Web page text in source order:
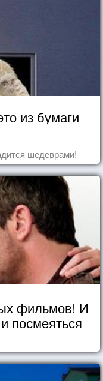
из бумаги
шедеврами!
фильмов! И
посмеяться